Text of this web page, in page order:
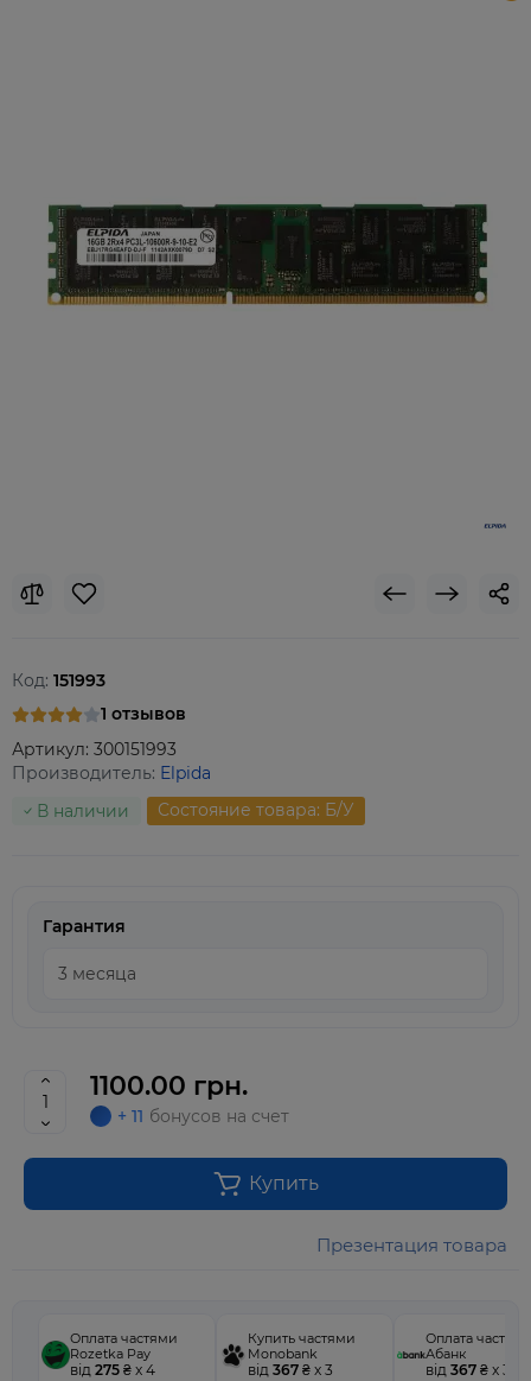
Код: 151993
1 отзывов
Артикул: 300151993
Производитель: Elpida
В наличии
Состояние товара: Б/У
Гарантия
1100.00 грн.
+ 11 бонусов на счет
Купить
Презентация товара
Оплата частями
Rozetka Pay
від 275 ₴ x 4
Купить частями
Monobank
від 367 ₴ x 3
Оплата
Абанк
від 367 ₴ x 3